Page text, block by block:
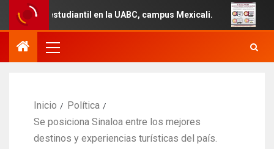
en la UABC, campus Mexicali. Un total de 29
Inicio
Política
Se posiciona Sinaloa entre los mejores
destinos y experiencias turísticas del país.